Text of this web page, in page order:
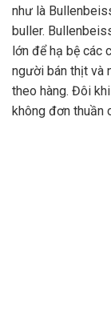
như là
buller.
lớn để hạ bệ các
người bán thịt và
theo hàng. Đôi
không đơn thuần